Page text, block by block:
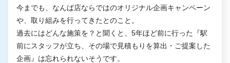
今までも、なんば店ならではのオリジナル企画キャンペーン
や、取り組みを行ってきたとのこと。
過去にはどんな施策を？と聞くと、5年ほど前に行った『駅
前にスタッフが立ち、その場で見積もりを算出・ご提案した
企画』は忘れられないそうです。